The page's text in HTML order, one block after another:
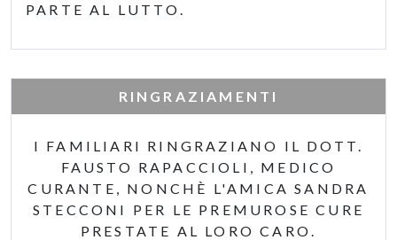
PARTE AL LUTTO.
RINGRAZIAMENTI
I FAMILIARI RINGRAZIANO IL DOTT.
FAUSTO RAPACCIOLI, MEDICO
CURANTE, NONCHÈ L'AMICA SANDRA
STECCONI PER LE PREMUROSE CURE
PRESTATE AL LORO CARO.